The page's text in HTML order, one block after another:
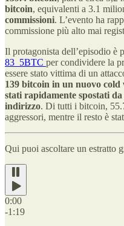
bitcoin, equivalenti a 3.1
commissioni. L’evento ha
commissione più alto mai
Il protagonista dell’episodio è
83_5BTC per condividere la
essere stato vittima di un
139 bitcoin in un nuovo cold
stati rapidamente spostati
indirizzo. Di tutti i bitcoin,
aggressori, mentre il resto è
Qui puoi ascoltare un estratto
0:00
-1:19